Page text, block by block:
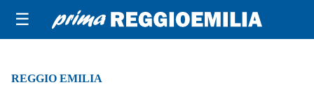
☰
REGGIO EMILIA